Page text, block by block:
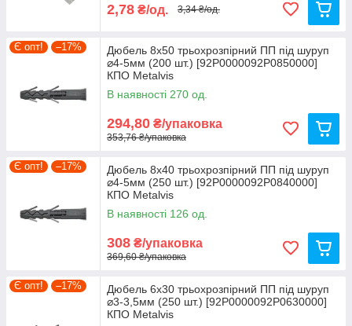
2,78 ₴/од. 3,34 ₴/од.
Є опт! –17%
Дюбель 8х50 трьохрозпірний ПП під шуруп
⌀4-5мм (200 шт.) [92P0000092P0850000]
КПО Metalvis
В наявності 270 од.
294,80 ₴/упаковка
353,76 ₴/упаковка
Є опт! –17%
Дюбель 8х40 трьохрозпірний ПП під шуруп
⌀4-5мм (250 шт.) [92P0000092P0840000]
КПО Metalvis
В наявності 126 од.
308 ₴/упаковка
369,60 ₴/упаковка
Є опт! –17%
Дюбель 6х30 трьохрозпірний ПП під шуруп
⌀3-3,5мм (250 шт.) [92P0000092P0630000]
КПО Metalvis